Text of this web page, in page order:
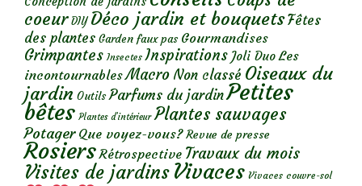
coeur DIY Déco jardin et bouquetsFêtes
des plantes Garden faux pas Gourmandises
Grimpantes Insectes Inspirations Joli Duo Les
incontournables Macro Non classé Oiseaux du
jardin Outils Parfums du jardinPetites
bêtes Plantes d’intérieur Plantes sauvages
Potager Que voyez-vous? Revue de presse
Rosiers Rétrospective Travaux du mois
Visites de jardins Vivaces Vivaces couvre-sol